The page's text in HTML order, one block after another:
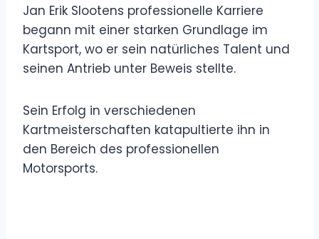
Jan Erik Slootens professionelle Karriere
begann mit einer starken Grundlage im
Kartsport, wo er sein natürliches Talent und
seinen Antrieb unter Beweis stellte.
Sein Erfolg in verschiedenen
Kartmeisterschaften katapultierte ihn in
den Bereich des professionellen
Motorsports.